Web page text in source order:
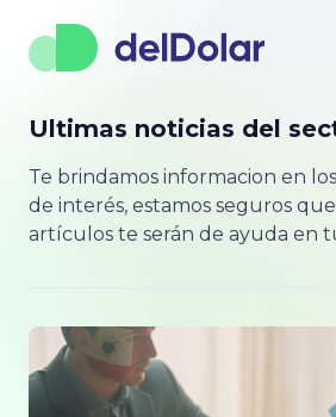
Ultimas noticias del
Te brindamos informacion en
de interés, estamos seguros
artículos te serán de ayuda en